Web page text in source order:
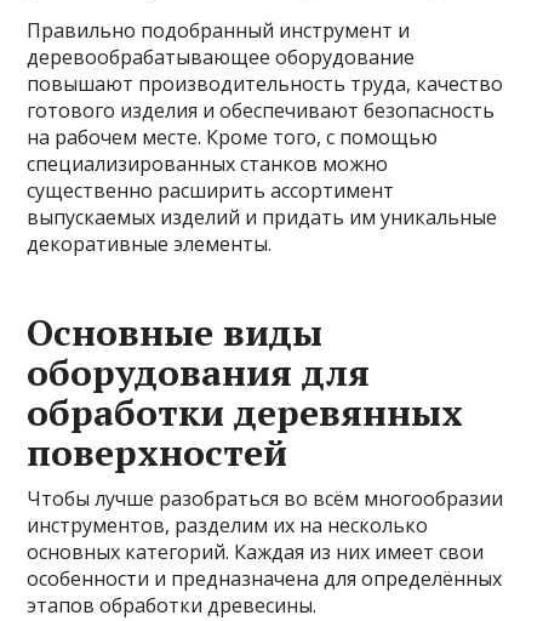
Правильно подобранный инструмент и
деревообрабатывающее оборудование
повышают производительность труда, качество
готового изделия и обеспечивают безопасность
на рабочем месте. Кроме того, с помощью
специализированных станков можно
существенно расширить ассортимент
выпускаемых изделий и придать им уникальные
декоративные элементы.
Основные виды
оборудования для
обработки деревянных
поверхностей
Чтобы лучше разобраться во всём многообразии
инструментов, разделим их на несколько
основных категорий. Каждая из них имеет свои
особенности и предназначена для определённых
этапов обработки древесины.